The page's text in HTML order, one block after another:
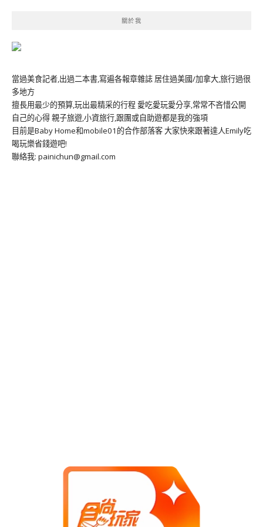
關於我
當過美食記者,出過二本書,寫遍各報章雜誌 居住過美國/加拿大,旅行過很
多地方
擅長用最少的預算,玩出最精采的行程 愛吃愛玩愛分享,常常不吝惜公開
自己的心得 親子旅遊,小資旅行,跟團或自助遊都是我的強項
目前是Baby Home和mobile01的合作部落客 大家快來跟著達人Emily吃
喝玩樂省錢遊吧!
聯絡我: painichun@gmail.com